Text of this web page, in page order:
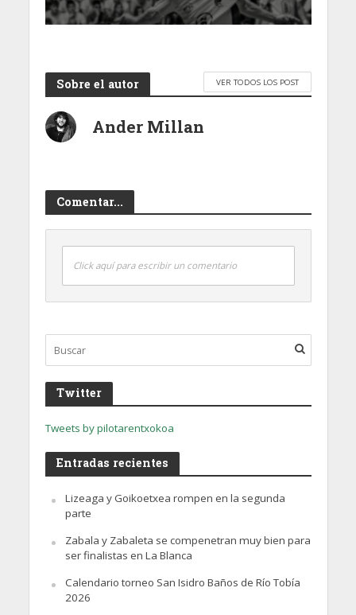
Sobre el autor VER TODOS LOS POST
Ander Millan
Comentar...
Click aquí para escribir un comentario
Twitter
Tweets by pilotarentxokoa
Entradas recientes
Lizeaga y Goikoetxea rompen en la segunda
parte
Zabala y Zabaleta se compenetran muy bien para
ser finalistas en La Blanca
Calendario torneo San Isidro Baños de Río Tobía
2026